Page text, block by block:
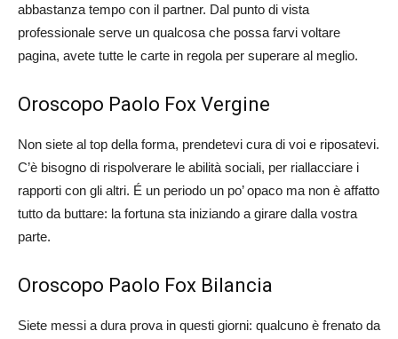
abbastanza tempo con il partner. Dal punto di vista
professionale serve un qualcosa che possa farvi voltare
pagina, avete tutte le carte in regola per superare al meglio.
Oroscopo Paolo Fox Vergine
Non siete al top della forma, prendetevi cura di voi e riposatevi.
C’è bisogno di rispolverare le abilità sociali, per riallacciare i
rapporti con gli altri. É un periodo un po’ opaco ma non è affatto
tutto da buttare: la fortuna sta iniziando a girare dalla vostra
parte.
Oroscopo Paolo Fox Bilancia
Siete messi a dura prova in questi giorni: qualcuno è frenato da